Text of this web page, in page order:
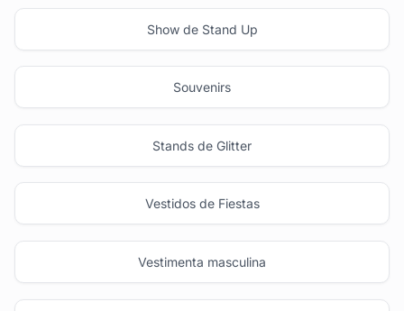
Show de Stand Up
Souvenirs
Stands de Glitter
Vestidos de Fiestas
Vestimenta masculina